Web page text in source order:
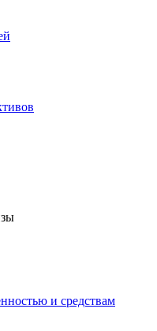
и средствам